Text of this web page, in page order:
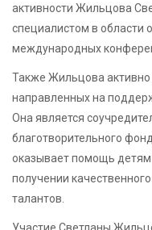
активности Жильцова
специалистом в области
международных
Также Жильцова активно
направленных на
Она является
благотворительного
оказывает помощь
получении
талантов.